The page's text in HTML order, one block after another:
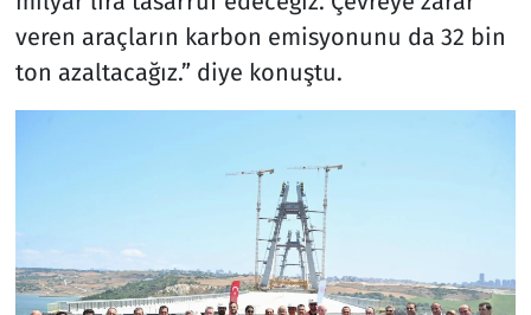
veren araçların karbon emisyonunu da 32 bin
ton azaltacağız.” diye konuştu.